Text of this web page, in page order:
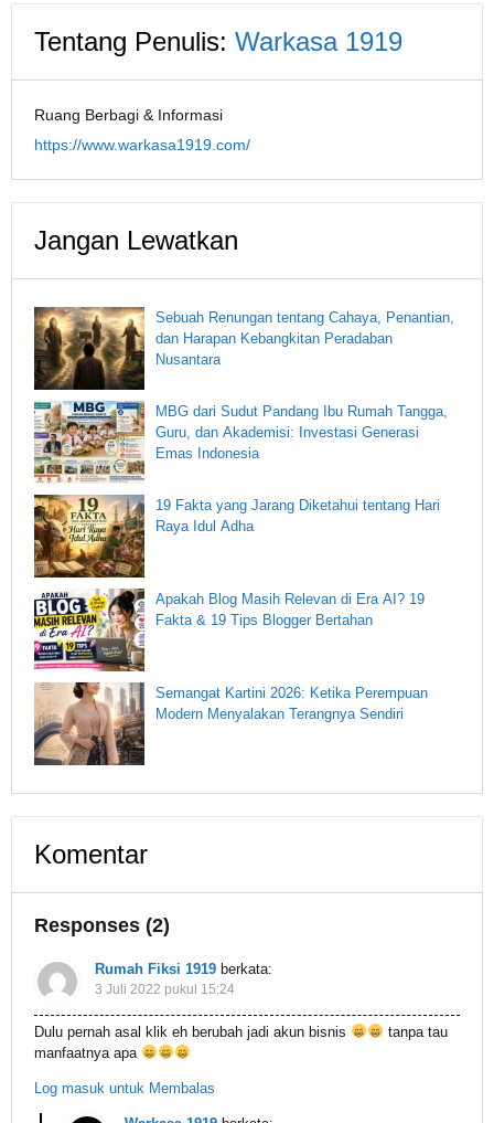
Tentang Penulis: Warkasa 1919
Ruang Berbagi & Informasi
https://www.warkasa1919.com/
Jangan Lewatkan
Sebuah Renungan tentang Cahaya, Penantian,
dan Harapan Kebangkitan Peradaban
Nusantara
MBG dari Sudut Pandang Ibu Rumah Tangga,
Guru, dan Akademisi: Investasi Generasi
Emas Indonesia
19 Fakta yang Jarang Diketahui tentang Hari
Raya Idul Adha
Apakah Blog Masih Relevan di Era AI? 19
Fakta & 19 Tips Blogger Bertahan
Semangat Kartini 2026: Ketika Perempuan
Modern Menyalakan Terangnya Sendiri
Komentar
Responses (2)
Rumah Fiksi 1919 berkata:
3 Juli 2022 pukul 15:24
Dulu pernah asal klik eh berubah jadi akun bisnis
tanpa tau
manfaatnya apa
Log masuk untuk Membalas